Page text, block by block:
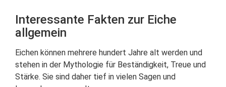
Interessante Fakten zur Eiche
allgemein
Eichen können mehrere hundert Jahre alt werden und
stehen in der Mythologie für Beständigkeit, Treue und
Stärke. Sie sind daher tief in vielen Sagen und